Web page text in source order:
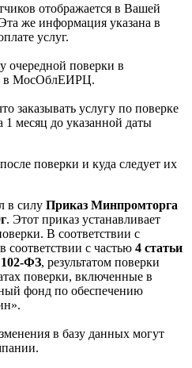
отображается в Вашей
же информация указана в
услуг.
очередной поверки в
в МосОблЕИРЦ.
заказывать услугу по поверке
1 месяц до указанной даты
поверки и куда следует их
в силу Приказ Минпромторга
. Этот приказ устанавливает
В соответствии с
с частью 4 статьи
ФЗ, результатом поверки
поверки, включенные в
фонд по обеспечению
.
в базу данных могут